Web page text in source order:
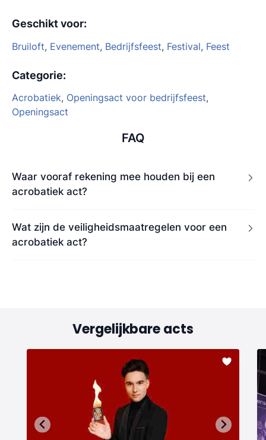
Geschikt voor:
Bruiloft, Evenement, Bedrijfsfeest, Festival, Feest
Categorie:
Acrobatiek, Openingsact voor bedrijfsfeest,
Openingsact
FAQ
Waar vooraf rekening mee houden bij een
acrobatiek act?
Wat zijn de veiligheidsmaatregelen voor een
acrobatiek act?
Vergelijkbare acts